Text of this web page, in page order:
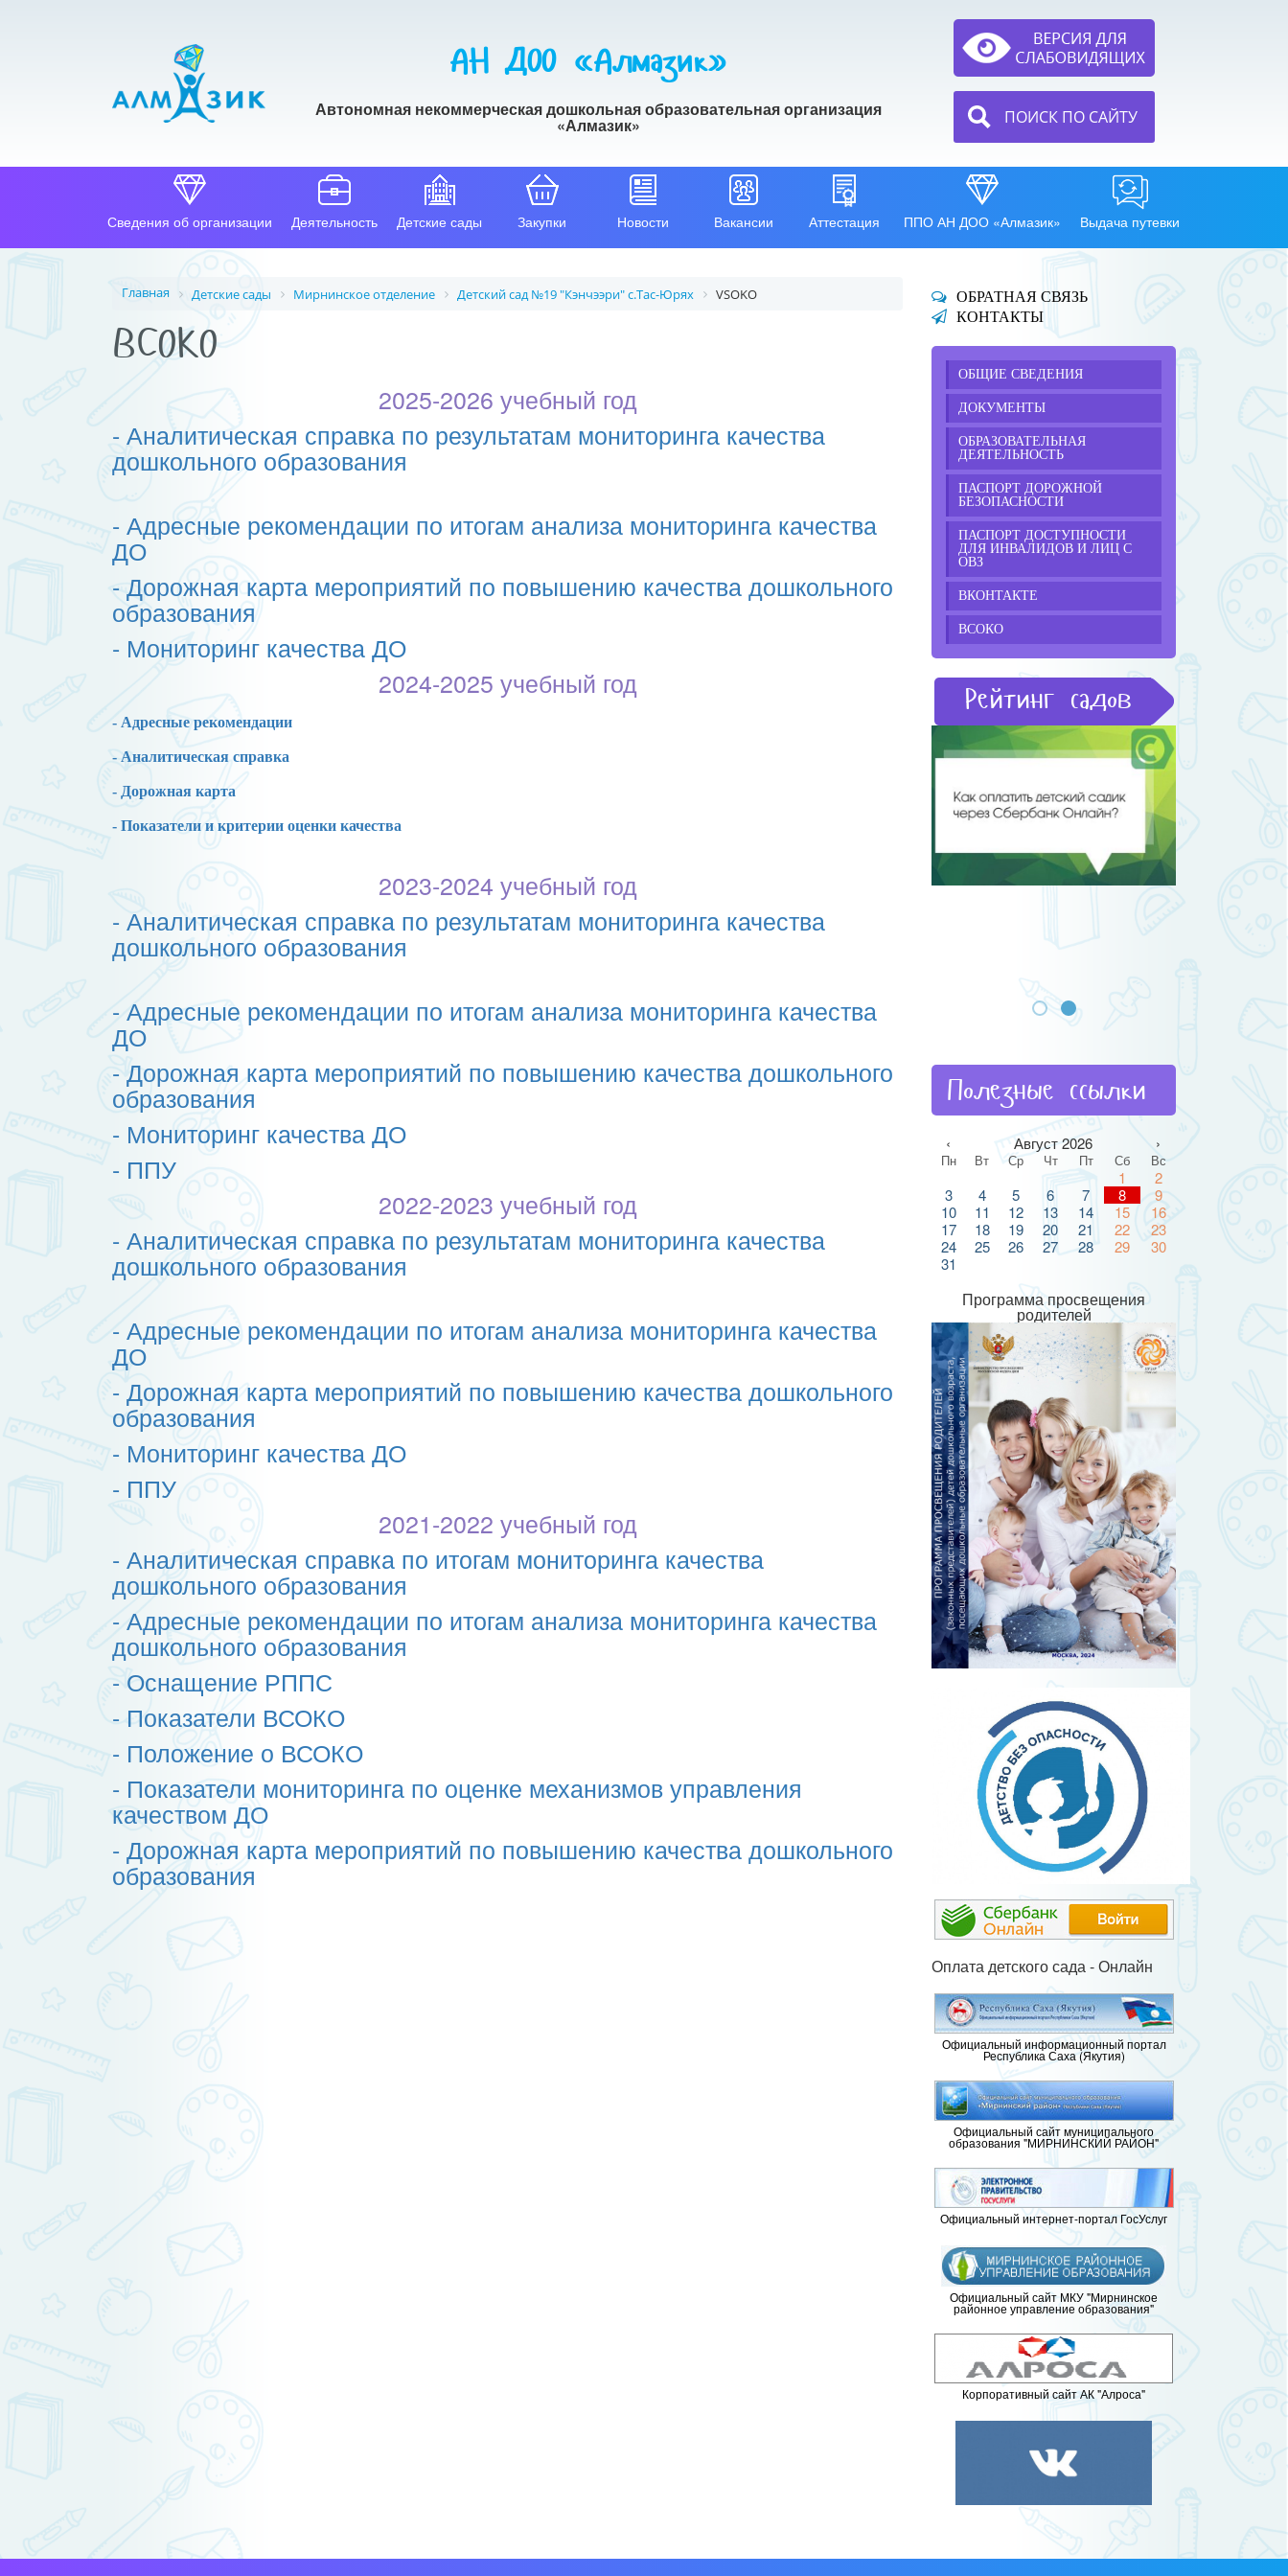
АН ДОО «Алмазик»
Автономная некоммерческая дошкольная образовательная организация
«Алмазик» ПОИСК ПО САЙТУ
Сведения об организации Деятельность Детские сады Закупки Новости Вакансии Аттестация ППО АН ДОО «Алмазик» Выдача путевки
Главная Детские сады Мирнинское отделение Детский сад №19 "Кэнчээри" с.Тас-Юрях VSOKO
ВСОКО
2025-2026 учебный год
- Аналитическая справка по результатам мониторинга качества
дошкольного образования
- Адресные рекомендации по итогам анализа мониторинга качества
ДО
- Дорожная карта мероприятий по повышению качества дошкольного
образования
- Мониторинг качества ДО
2024-2025 учебный год
- Адресные рекомендации
- Аналитическая справка
- Дорожная карта
- Показатели и критерии оценки качества
2023-2024 учебный год
- Аналитическая справка по результатам мониторинга качества
дошкольного образования
- Адресные рекомендации по итогам анализа мониторинга качества
ДО
- Дорожная карта мероприятий по повышению качества дошкольного
образования
- Мониторинг качества ДО
- ППУ
2022-2023 учебный год
- Аналитическая справка по результатам мониторинга качества
дошкольного образования
- Адресные рекомендации по итогам анализа мониторинга качества
ДО
- Дорожная карта мероприятий по повышению качества дошкольного
образования
- Мониторинг качества ДО
- ППУ
2021-2022 учебный год
- Аналитическая справка по итогам мониторинга качества
дошкольного образования
- Адресные рекомендации по итогам анализа мониторинга качества
дошкольного образования
- Оснащение РППС
- Показатели ВСОКО
- Положение о ВСОКО
- Показатели мониторинга по оценке механизмов управления
качеством ДО
- Дорожная карта мероприятий по повышению качества дошкольного
образования
ОБРАТНАЯ СВЯЗЬ
КОНТАКТЫ
ОБЩИЕ СВЕДЕНИЯ
ДОКУМЕНТЫ
ОБРАЗОВАТЕЛЬНАЯ
ДЕЯТЕЛЬНОСТЬ
ПАСПОРТ ДОРОЖНОЙ
БЕЗОПАСНОСТИ
ПАСПОРТ ДОСТУПНОСТИ
ДЛЯ ИНВАЛИДОВ И ЛИЦ С
ОВЗ
ВКОНТАКТЕ
ВСОКО
Рейтинг садов
Полезные ссылки
‹ Август 2026 ›
Пн Вт Ср Чт Пт Сб Вс
1
2
3
4 5 6 7 8
9
10
11 12 13 14 15
16
17
18 19 20 21 22
23
24
25 26 27 28 29
30
31
Программа просвещения
родителей
Оплата детского сада - Онлайн
Официальный информационный портал
Республика Саха (Якутия)
Официальный сайт муниципального
образования "МИРНИНСКИЙ РАЙОН"
Официальный интернет-портал ГосУслуг
Официальный сайт МКУ "Мирнинское
районное управление образования"
Корпоративный сайт АК "Алроса"